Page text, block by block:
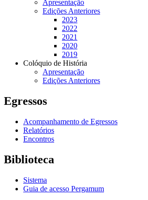
Apresentação
Edições Anteriores
2023
2022
2021
2020
2019
Colóquio de História
Apresentação
Edições Anteriores
Egressos
Acompanhamento de Egressos
Relatórios
Encontros
Biblioteca
Sistema
Guia de acesso Pergamum